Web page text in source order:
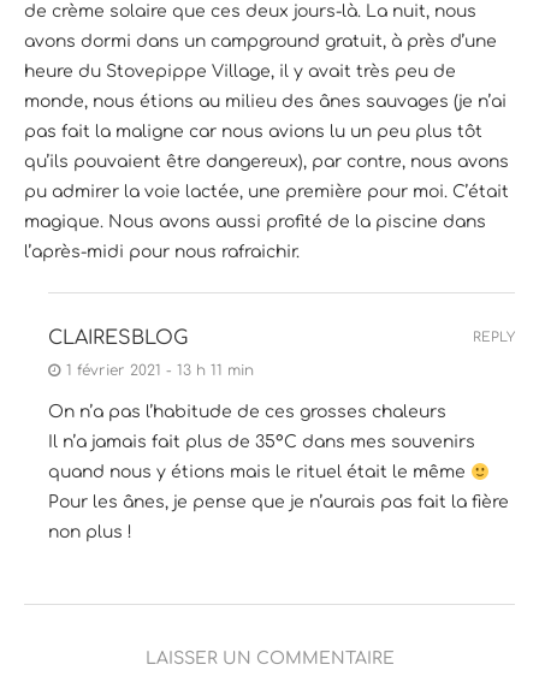
de crème solaire que ces deux jours-là. La nuit, nous
avons dormi dans un campground gratuit, à près d’une
heure du Stovepippe Village, il y avait très peu de
monde, nous étions au milieu des ânes sauvages (je n’ai
pas fait la maligne car nous avions lu un peu plus tôt
qu’ils pouvaient être dangereux), par contre, nous avons
pu admirer la voie lactée, une première pour moi. C’était
magique. Nous avons aussi profité de la piscine dans
l’après-midi pour nous rafraichir.
CLAIRESBLOG
1 février 2021 - 13 h 11 min
On n’a pas l’habitude de ces grosses chaleurs
Il n’a jamais fait plus de 35°C dans mes souvenirs
quand nous y étions mais le rituel était le même
Pour les ânes, je pense que je n’aurais pas fait la fière
non plus !
REPLY
LAISSER UN COMMENTAIRE